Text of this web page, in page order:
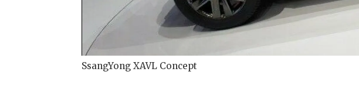
SsangYong XAVL Concept